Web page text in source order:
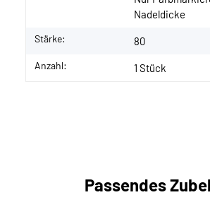
Nadeldicke
Stärke: 80
Anzahl: 1 Stück
Passendes